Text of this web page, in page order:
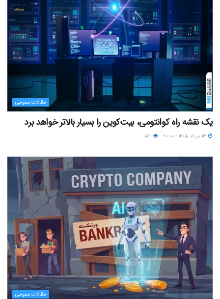
مقالات عمومی
یک نقشه راه کوانتومی، بیت‌کوین را بسیار بالاتر خواهد برد
مقالات عمومی